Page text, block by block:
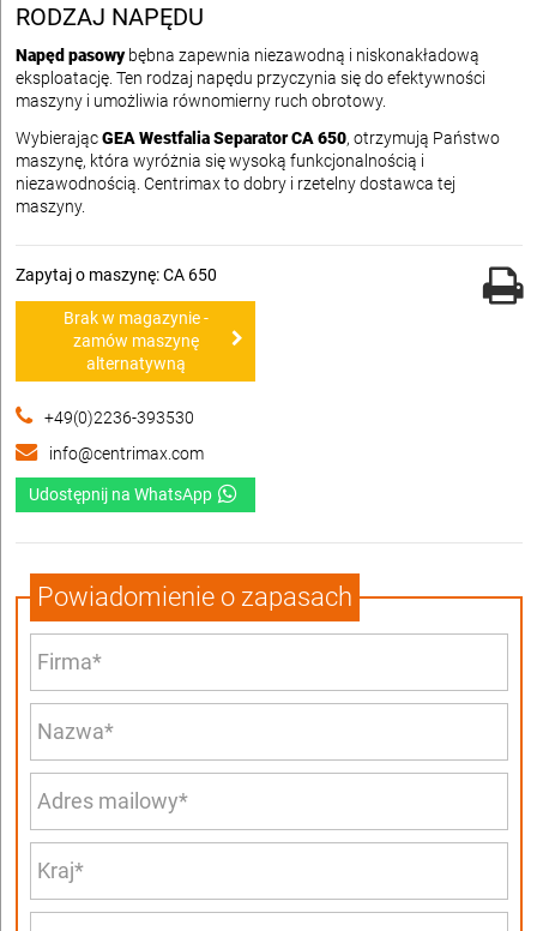
RODZAJ NAPĘDU
Napęd pasowybębna zapewnia niezawodną i niskonakładową
eksploatację. Ten rodzaj napędu przyczynia się do efektywności
maszyny i umożliwia równomierny ruch obrotowy.
WybierającGEA Westfalia Separator CA 650, otrzymują Państwo
maszynę, która wyróżnia się wysoką funkcjonalnością i
niezawodnością. Centrimax to dobry i rzetelny dostawca tej
maszyny.
Zapytaj o maszynę: CA 650
Brak w magazynie -
zamów maszynę
alternatywną
+49(0)2236-393530
info@centrimax.com
Udostępnij na WhatsApp
Powiadomienie o zapasach